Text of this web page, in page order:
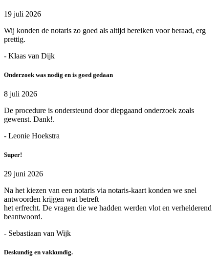
19 juli 2026
Wij konden de notaris zo goed als altijd bereiken voor beraad, erg
prettig.
- Klaas van Dijk
Onderzoek was nodig en is goed gedaan
8 juli 2026
De procedure is ondersteund door diepgaand onderzoek zoals
gewenst. Dank!.
- Leonie Hoekstra
Super!
29 juni 2026
Na het kiezen van een notaris via notaris-kaart konden we snel
antwoorden krijgen wat betreft
het erfrecht. De vragen die we hadden werden vlot en verhelderend
beantwoord.
- Sebastiaan van Wijk
Deskundig en vakkundig.